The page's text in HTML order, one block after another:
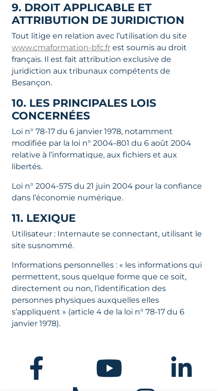
9. DROIT APPLICABLE ET
ATTRIBUTION DE JURIDICTION
Tout litige en relation avec l’utilisation du site
www.cmaformation-bfc.fr est soumis au droit
français. Il est fait attribution exclusive de
juridiction aux tribunaux compétents de
Besançon.
10. LES PRINCIPALES LOIS
CONCERNÉES
Loi n° 78-17 du 6 janvier 1978, notamment
modifiée par la loi n° 2004-801 du 6 août 2004
relative à l’informatique, aux fichiers et aux
libertés.
Loi n° 2004-575 du 21 juin 2004 pour la confiance
dans l’économie numérique.
11. LEXIQUE
Utilisateur : Internaute se connectant, utilisant le
site susnommé.
Informations personnelles : « les informations qui
permettent, sous quelque forme que ce soit,
directement ou non, l’identification des
personnes physiques auxquelles elles
s’appliquent » (article 4 de la loi n° 78-17 du 6
janvier 1978).
Facebook Youtube Linkedin